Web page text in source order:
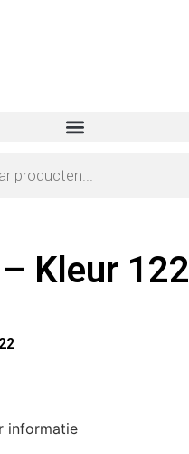
Kleur 122
informatie